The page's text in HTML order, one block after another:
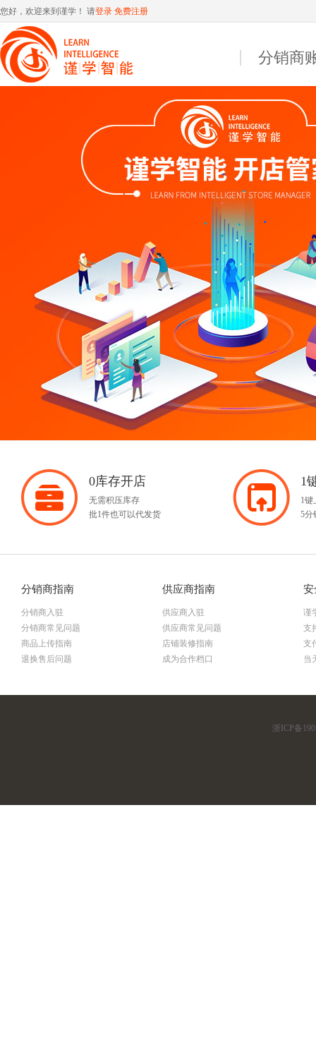
您好，欢迎来到谨学！ 请登录 免费注册
分销商
0库存开店
无需积压库存
批1件也可以代发货
1
1键
5分
分销商指南
分销商入驻
分销商常见问题
商品上传指南
退换售后问题
供应商指南
供应商入驻
供应商常见问题
店铺装修指南
成为合作档口
安
谨
支
支
当
浙ICP备